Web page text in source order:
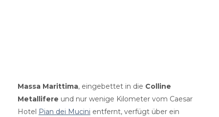
Massa Marittima, eingebettet in die Colline
Metallifere und nur wenige Kilometer vom Caesar
Hotel
Pian dei Mucini entfernt, verfügt über ein